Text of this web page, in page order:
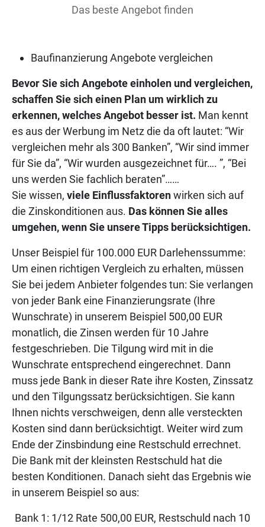
Das beste Angebot finden
Baufinanzierung Angebote vergleichen
Bevor Sie sich Angebote einholen und vergleichen,
schaffen Sie sich einen Plan um wirklich zu
erkennen, welches Angebot besser ist. Man kennt
es aus der Werbung im Netz die da oft lautet: “Wir
vergleichen mehr als 300 Banken”, “Wir sind immer
für Sie da”, “Wir wurden ausgezeichnet für…. ”, “Bei
uns werden Sie fachlich beraten”……
Sie wissen, viele Einflussfaktorenwirken sich auf
die Zinskonditionen aus. Das können Sie alles
umgehen, wenn Sie unsere Tipps berücksichtigen.
Unser Beispiel für 100.000 EUR Darlehenssumme:
Um einen richtigen Vergleich zu erhalten, müssen
Sie bei jedem Anbieter folgendes tun: Sie verlangen
von jeder Bank eine Finanzierungsrate (Ihre
Wunschrate) in unserem Beispiel 500,00 EUR
monatlich, die Zinsen werden für 10 Jahre
festgeschrieben. Die Tilgung wird mit in die
Wunschrate entsprechend eingerechnet. Dann
muss jede Bank in dieser Rate ihre Kosten, Zinssatz
und den Tilgungssatz berücksichtigen. Sie kann
Ihnen nichts verschweigen, denn alle versteckten
Kosten sind dann berücksichtigt. Weiter wird zum
Ende der Zinsbindung eine Restschuld errechnet.
Die Bank mit der kleinsten Restschuld hat die
besten Konditionen. Danach sieht das Ergebnis wie
in unserem Beispiel so aus:
Bank 1: 1/12 Rate 500,00 EUR, Restschuld nach 10